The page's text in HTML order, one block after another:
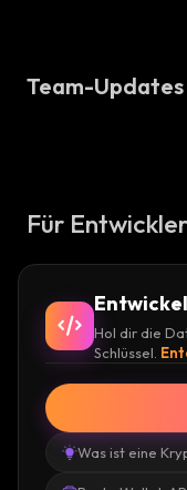
Team-Updates
Für
Hol dir die
Schlüssel.
Was ist eine